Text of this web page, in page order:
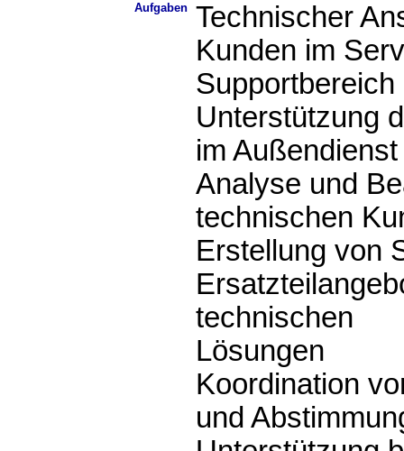
Aufgaben Technischer
Kunden im
Supportbereich
Unterstützung
im Außendienst
Analyse und
technischen
Erstellung von
technischen
Lösungen
Koordination
und